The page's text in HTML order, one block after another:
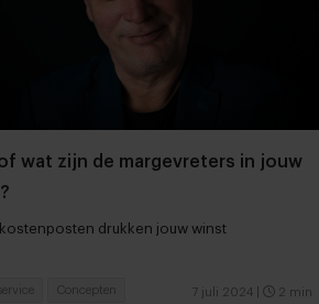
wat zijn de margevreters in jouw
drukken jouw winst
7 juli 2024 2 min
Concepten